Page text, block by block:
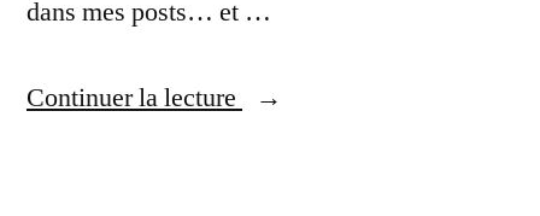
dans mes posts… et …
Continuer la lecture
« macOS